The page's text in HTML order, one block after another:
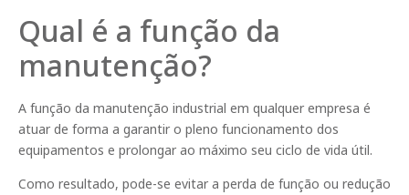
Qual é a função da
manutenção?
A função da manutenção industrial em qualquer empresa é
atuar de forma a garantir o pleno funcionamento dos
equipamentos e prolongar ao máximo seu ciclo de vida útil.
Como resultado, pode-se evitar a perda de função ou redução